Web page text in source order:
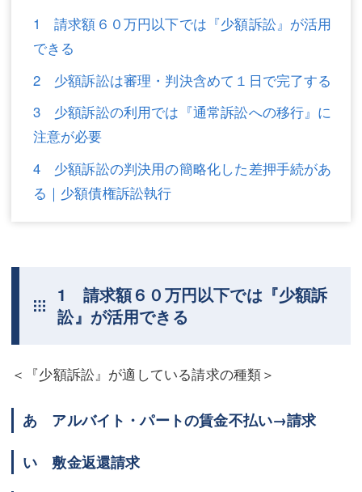
離婚（夫婦間トラブル）
企業法務
労働問題（解雇，残業等）
交通事故
調査・書面作成
債務整理
東京事務所 (新宿・四谷)
埼玉事務所 (さいたま市)
企業法務
労働問題（解雇，残業等）
刑事弁護
不動産登記
債務整理
マスコミ取材・実績
埼玉事務所 (さいたま市)
川口事務所（埼玉県川口市）
1 請求額６０万円以下では『少額訴訟』が活用
できる
2 少額訴訟は審理・判決含めて１日で完了する
3 少額訴訟の利用では『通常訴訟への移行』に
注意が必要
4 少額訴訟の判決用の簡略化した差押手続があ
る｜少額債権訴訟執行
1 請求額６０万円以下では『少額訴
訟』が活用できる
＜『少額訴訟』が適している請求の種類＞
あ アルバイト・パートの賃金不払い→請求
い 敷金返還請求